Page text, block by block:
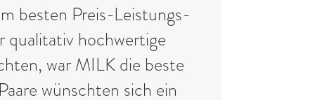
besten Preis-Leistungs-
qualitativ hochwertige
war MILK die beste
wünschten sich ein